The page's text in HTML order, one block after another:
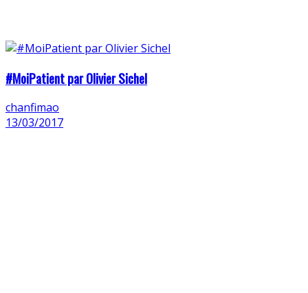
#MoiPatient par Olivier Sichel
chanfimao
13/03/2017